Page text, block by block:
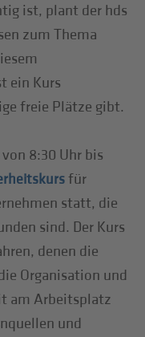
ist, plant der hds
zum Thema
ein Kurs
freie Plätze gibt.
8:30 Uhr bis
für
statt, die
sind. Der Kurs
denen die
Organisation und
am Arbeitsplatz
und